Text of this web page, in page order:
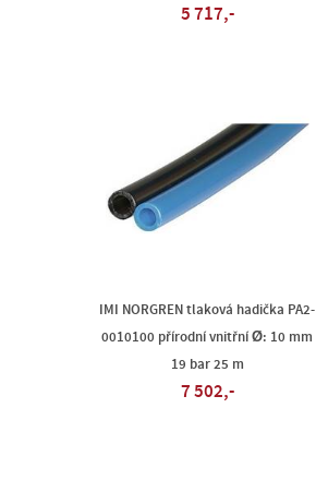
5 717,-
IMI NORGREN tlaková hadička PA2-
0010100 přírodní vnitřní Ø: 10 mm
19 bar 25 m
7 502,-